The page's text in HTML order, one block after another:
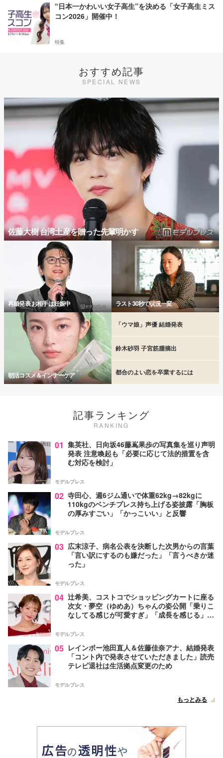
“日本一かわいい女子高生”を決める「女子高生ミス
コン2026」開催中！
特集
おすすめ記事
SPECIAL NEWS
佐藤大樹 台湾土産を贈った先輩明かす
再婚発表 お相手は妊娠中 ラスト30秒で状況一変
朝活コスメ＆インナーケア
「ウマ娘」声優 結婚発表
鈴木砂羽 子宮筋腫摘出
都合のよい恋を卒業するには
記事ランキング
RANKING
01 集英社、日向坂46藤嶌果歩の写真集を巡り声明
発表 注意喚起も「必要に応じて法的措置を含
む対応を検討」
モデルプレス
02 寺田心、週6ジム通いで体重62kg→82kgに
110kgのベンチプレス持ち上げる姿披露「胸板
の厚みすごい」「かっこいい」と反響
モデルプレス
03 広末涼子、病名公表を決断した次男からの言葉
「言い訳にするのも嫌だった」「言うべきか迷
った」
モデルプレス
04 辻希美、コストコでショッピングカートに座る
次女・夢空（ゆめあ）ちゃんの姿公開「乗りこ
なしてる感じが可愛すぎ」「成長を感じる」の
モデルプレス
05 レインボー池田直人＆佐藤佳奈アナ、結婚発表
「コント内で発表させていただきました」読売
テレビ退社は生活拠点変更のため
モデルプレス
もっとみる